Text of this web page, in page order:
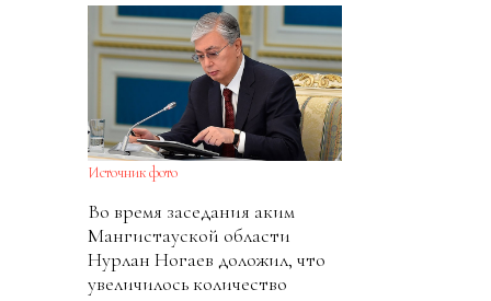
Источник фото
Во время заседания аким
Мангистауской области
Нурлан Ногаев доложил, что
увеличилось количество